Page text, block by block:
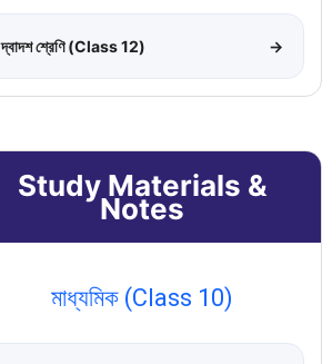
দ্বাদশ শ্রেণি (Class 12) →
Study Materials &
Notes
মাধ্যমিক (Class 10)